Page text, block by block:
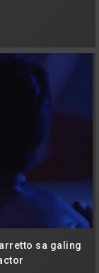
sa galing